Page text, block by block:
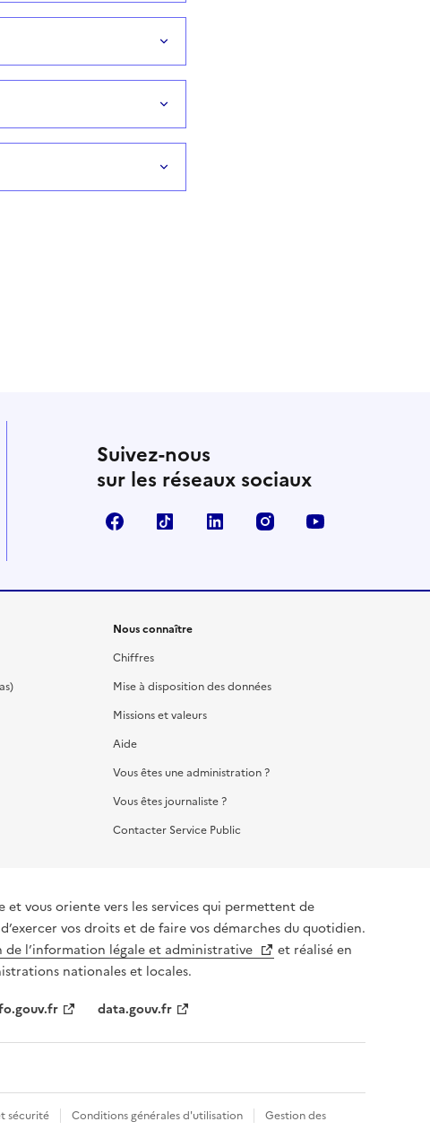
Suivez-nous
sur les réseaux sociaux
FacebookTikTok LinkedIn Instagram
Nous connaître
Chiffres
Mise à disposition des données
Missions et valeurs
Aide
Vous êtes une administration ?
Vous êtes journaliste ?
Contacter Service Public
et vous oriente vers les services qui permettent de
vos droits et de faire vos démarches du quotidien.
de l’information légale et administrative
et réalisé en
nationales et locales.
data.gouv.fr
sécurité Conditions générales d'utilisation
Gestion des